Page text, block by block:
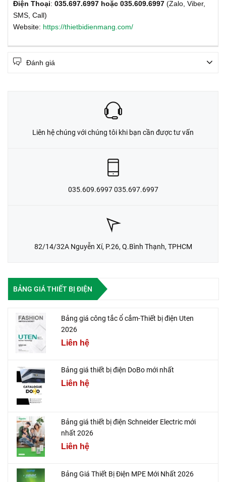
Điện Thoại: 035.697.6997 hoặc 035.609.6997 (Zalo, Viber,
SMS, Call)
Website: https://thietbidienmang.com/
Đánh giá
Liên hệ chúng với chúng tôi khi bạn cần được tư vấn
035.609.6997 035.697.6997
82/14/32A Nguyễn Xí, P.26, Q.Bình Thạnh, TPHCM
BẢNG GIÁ THIẾT BỊ ĐIỆN
Bảng giá công tắc ổ cắm-Thiết bị điện Uten
2026
Liên hệ
Bảng giá thiết bị điện DoBo mới nhất
Liên hệ
Bảng giá thiết bị điện Schneider Electric mới
nhất 2026
Liên hệ
Bảng Giá Thiết Bị Điện MPE Mới Nhất 2026